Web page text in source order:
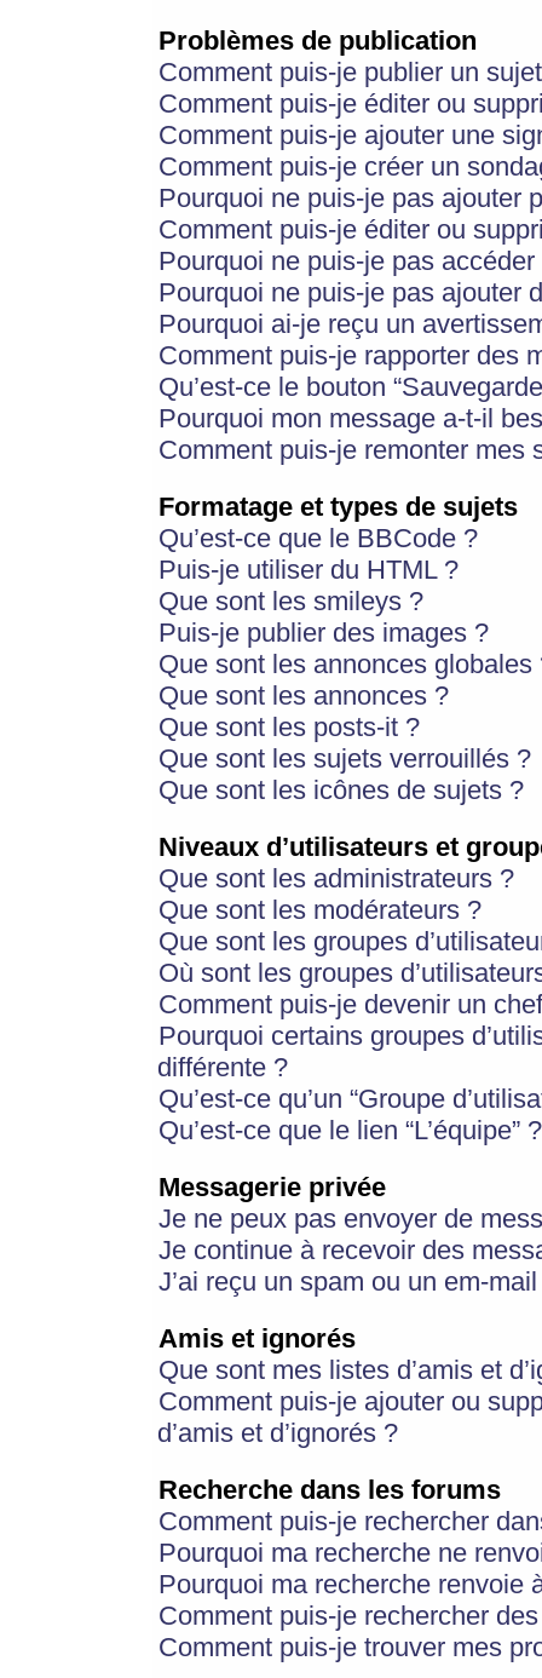
Problèmes de publication
Comment puis-je publier un
Comment puis-je éditer ou
Comment puis-je ajouter une
Comment puis-je créer un
Pourquoi ne puis-je pas ajouter
Comment puis-je éditer ou
Pourquoi ne puis-je pas
Pourquoi ne puis-je pas ajouter
Pourquoi ai-je reçu un
Comment puis-je rapporter des
Qu’est-ce le bouton
Pourquoi mon message a-t-il
Comment puis-je remonter mes
Formatage et types de sujets
Qu’est-ce que le BBCode ?
Puis-je utiliser du HTML ?
Que sont les smileys ?
Puis-je publier des images ?
Que sont les annonces globales
Que sont les annonces ?
Que sont les posts-it ?
Que sont les sujets verrouillés ?
Que sont les icônes de sujets ?
Niveaux d’utilisateurs et
Que sont les administrateurs ?
Que sont les modérateurs ?
Que sont les groupes
Où sont les groupes
Comment puis-je devenir un
Pourquoi certains groupes
différente ?
Qu’est-ce qu’un “Groupe
Qu’est-ce que le lien “L’équipe” ?
Messagerie privée
Je ne peux pas envoyer de
Je continue à recevoir des
J’ai reçu un spam ou un em-
Amis et ignorés
Que sont mes listes d’amis et
Comment puis-je ajouter ou
d’amis et d’ignorés ?
Recherche dans les forums
Comment puis-je rechercher
Pourquoi ma recherche ne
Pourquoi ma recherche renvoie
Comment puis-je rechercher
Comment puis-je trouver mes